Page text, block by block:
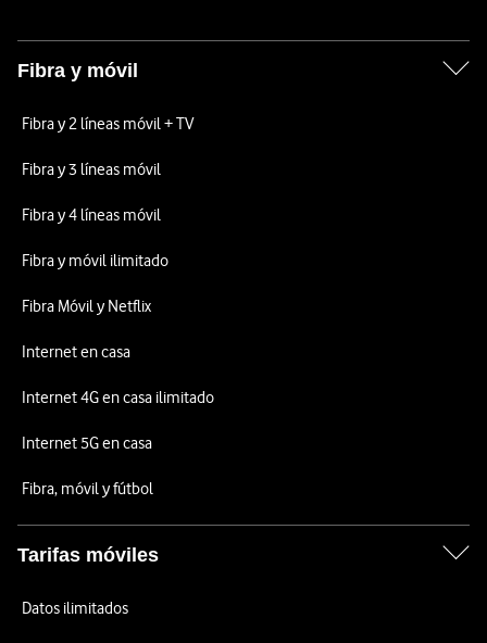
Fibra y móvil
Fibra y 2 líneas móvil + TV
Fibra y 3 líneas móvil
Fibra y 4 líneas móvil
Fibra y móvil ilimitado
Fibra Móvil y Netflix
Internet en casa
Internet 4G en casa ilimitado
Internet 5G en casa
Fibra, móvil y fútbol
Tarifas móviles
Datos ilimitados